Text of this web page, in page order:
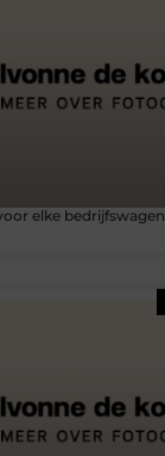
elke bedrijfswagen